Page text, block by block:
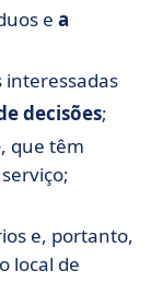
e a
interessadas
decisões;
, que têm
e, portanto,
local de